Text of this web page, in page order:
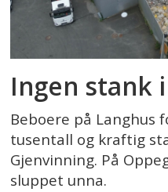
Ingen stank
Beboere på Langhus
tusentall og kraftig
Gjenvinning. På
sluppet unna.